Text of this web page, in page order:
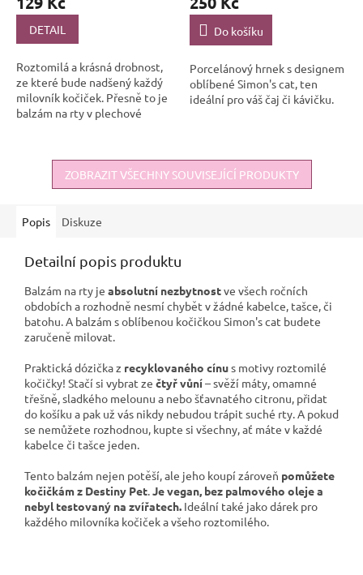
DETAIL
Roztomilá a krásná drobnost,
ze které bude nadšený každý
milovník kočiček. Přesně to je
balzám na rty v plechové
úžasnými...
Do košíku
Porcelánový hrnek s designem
oblíbené Simon's cat, ten
ideální pro váš čaj či kávičku.
ZOBRAZIT VŠECHNY SOUVISEJÍCÍ PRODUKTY
Popis Diskuze
Detailní popis produktu
Balzám na rty je absolutní nezbytnostve všech ročních
obdobích a rozhodně nesmí chybět v žádné kabelce, tašce, či
batohu. A balzám s oblíbenou kočičkou Simon's cat budete
zaručeně milovat.
Praktická dózička z recyklovaného cínus motivy roztomilé
kočičky! Stačí si vybrat ze čtyř vůní– svěží máty, omamné
třešně, sladkého melounu a nebo šťavnatého citronu, přidat
do košíku a pak už vás nikdy nebudou trápit suché rty. A pokud
se nemůžete rozhodnou, kupte si všechny, ať máte v každé
kabelce či tašce jeden.
Tento balzám nejen potěší, ale jeho koupí zároveň pomůžete
kočičkám z Destiny Pet.Je vegan, bez palmového oleje a
nebyl testovaný na zvířatech. Ideální také jako dárek pro
každého milovníka kočiček a všeho roztomilého.